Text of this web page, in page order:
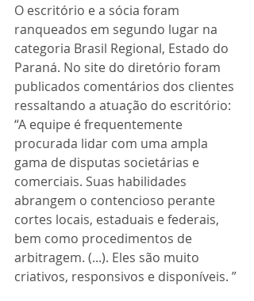
O escritório e a sócia foram
ranqueados em segundo lugar na
categoria Brasil Regional, Estado do
Paraná. No site do diretório foram
publicados comentários dos clientes
ressaltando a atuação do escritório:
“A equipe é frequentemente
procurada lidar com uma ampla
gama de disputas societárias e
comerciais. Suas habilidades
abrangem o contencioso perante
cortes locais, estaduais e federais,
bem como procedimentos de
arbitragem. (...). Eles são muito
criativos, responsivos e disponíveis. ”